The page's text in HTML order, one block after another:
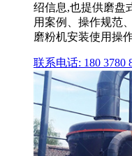
绍信息,也提供磨盘
用案例、操作规范
磨粉机安装使用操
联系电话: 180 3780